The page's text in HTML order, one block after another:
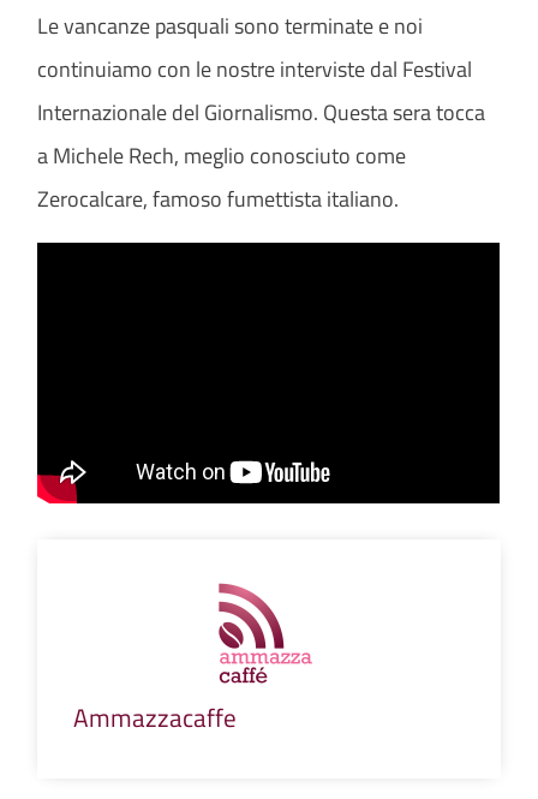
Le vancanze pasquali sono terminate e noi
continuiamo con le nostre interviste dal Festival
Internazionale del Giornalismo. Questa sera tocca
a Michele Rech, meglio conosciuto come
Zerocalcare, famoso fumettista italiano.
Ammazzacaffe